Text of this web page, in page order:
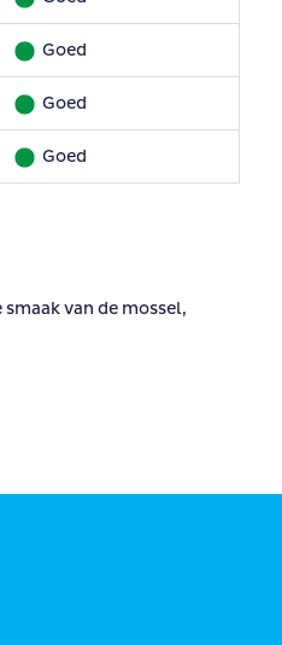
Goed
Goed
Goed
van de mossel,